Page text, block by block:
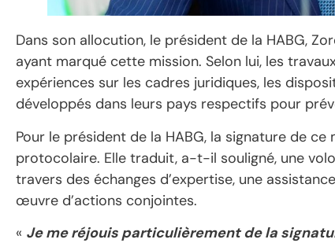
Dans son allocution, le président de la HABG,
ayant marqué cette mission. Selon lui, les
expériences sur les cadres juridiques, les
développés dans leurs pays respectifs pour
Pour le président de la HABG, la signature de
protocolaire. Elle traduit, a-t-il souligné, une
travers des échanges d’expertise, une
œuvre d’actions conjointes.
« Je me réjouis particulièrement de la